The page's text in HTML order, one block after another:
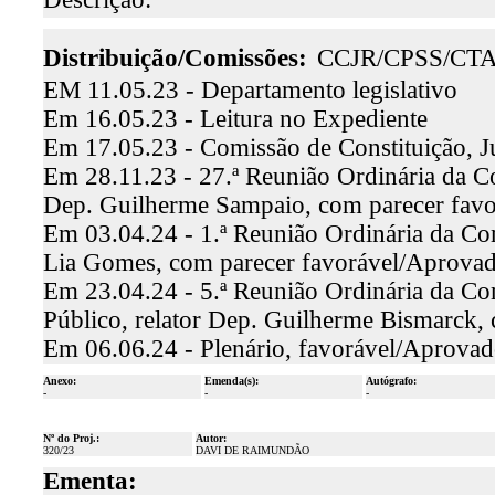
Distribuição/Comissões: CCJR/CPSS/
EM 11.05.23 - Departamento legislativo
Em 16.05.23 - Leitura no Expediente
Em 17.05.23 - Comissão de Constituição,
Em 28.11.23 - 27.ª Reunião Ordinária da
Dep. Guilherme Sampaio, com parecer
Em 03.04.24 - 1.ª Reunião Ordinária da
Lia Gomes, com parecer favorável/
Em 23.04.24 - 5.ª Reunião Ordinária da
Público, relator Dep. Guilherme
Em 06.06.24 - Plenário, favorável/
Anexo:
-
Emenda(s):
-
Autógrafo:
-
Nº do Proj.:
320/23
Autor:
DAVI DE RAIMUNDÃO
Ementa: